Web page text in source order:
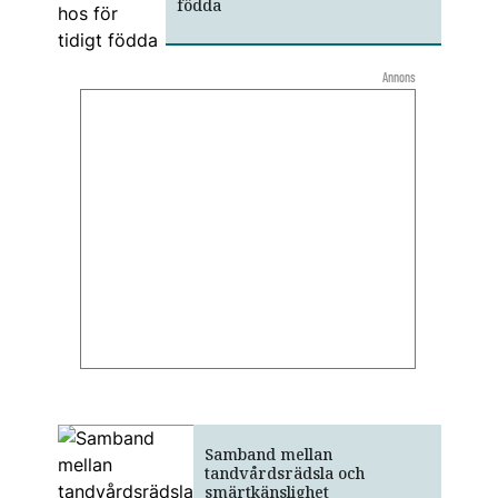
födda
Samband mellan
tandvårdsrädsla och
smärtkänslighet
Annons